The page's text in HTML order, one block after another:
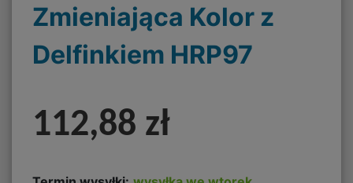
Zmieniająca Kolor z
Delfinkiem HRP97
112,88 zł